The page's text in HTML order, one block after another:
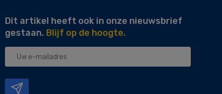
Dit artikel heeft ook in onze nieuwsbrief
gestaan. Blijf op de hoogte.
Uw